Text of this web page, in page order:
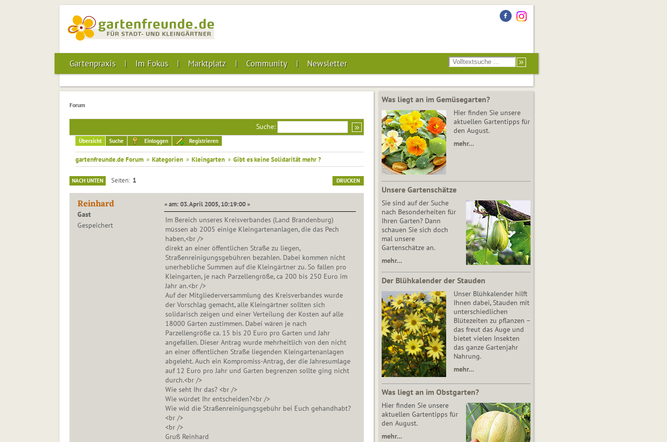
Gartenpraxis Im Fokus Marktplatz Community Newsletter
Forum
Suche:
Übersicht Suche Einloggen Registrieren
gartenfreunde.de Forum » Kategorien » Kleingarten » Gibt es keine Solidarität mehr ?
DRUCKEN
NACH UNTEN Seiten 1
Reinhard
Gast
Gespeichert
« am: 03. April 2005, 10:19:00 »
Im Bereich unseres Kreisverbandes (Land Brandenburg)
müssen ab 2005 einige Kleingartenanlagen, die das Pech
haben,<br />
direkt an einer öffentlichen Straße zu liegen,
Straßenreinigungsgebühren bezahlen. Dabei kommen nicht
unerhebliche Summen auf die Kleingärtner zu. So fallen pro
Kleingarten, je nach Parzellengröße, ca 200 bis 250 Euro im
Jahr an.<br />
Auf der Mitgliederversammlung des Kreisverbandes wurde
der Vorschlag gemacht, alle Kleingärtner sollten sich
solidarisch zeigen und einer Verteilung der Kosten auf alle
18000 Gärten zustimmen. Dabei wären je nach
Parzellengröße ca. 15 bis 20 Euro pro Garten und Jahr
angefallen. Dieser Antrag wurde mehrheitlich von den nicht
an einer öffentlichen Straße liegenden Kleingartenanlagen
abgeleht. Auch ein Kompromiss-Antrag, der die Jahresumlage
auf 12 Euro pro Jahr und Garten begrenzen sollte ging nicht
durch.<br />
Wie seht Ihr das? <br />
Wie würdet Ihr entscheiden?<br />
Wie wid die Straßenreinigungsgebühr bei Euch gehandhabt?
<br />
<br />
Gruß Reinhard
Was liegt an im Gemüsegarten?
Hier finden Sie unsere
aktuellen Gartentipps für
den August.
mehr…
Unsere Gartenschätze
Sie sind auf der Suche
nach Besonderheiten für
Ihren Garten? Dann
schauen Sie sich doch
mal unsere
Gartenschätze an.
mehr…
Der Blühkalender der Stauden
Unser Blühkalender hilft
Ihnen dabei, Stauden mit
unterschiedlichen
Blütezeiten zu pflanzen –
das freut das Auge und
bietet vielen Insekten
das ganze Gartenjahr
Nahrung.
mehr…
Was liegt an im Obstgarten?
Hier finden Sie unsere
aktuellen Gartentipps für
den August.
mehr…